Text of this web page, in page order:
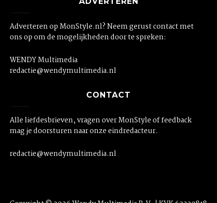
Adverteren op MonStyle.nl? Neem gerust contact met
ons op om de mogelijkheden door te spreken:
WENDY Multimedia
redactie@wendymultimedia.nl
CONTACT
Alle liefdesbrieven, vragen over MonStyle of feedback
mag je doorsturen naar onze eindredacteur.
redactie@wendymultimedia.nl